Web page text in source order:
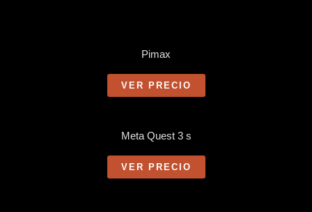
Pimax
VER PRECIO
Meta Quest 3 s
VER PRECIO